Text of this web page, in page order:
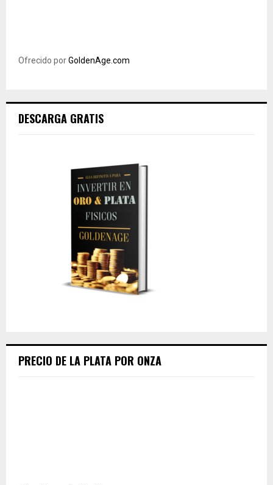
Ofrecido porGoldenAge.com
DESCARGA GRATIS
PRECIO DE LA PLATA POR ONZA